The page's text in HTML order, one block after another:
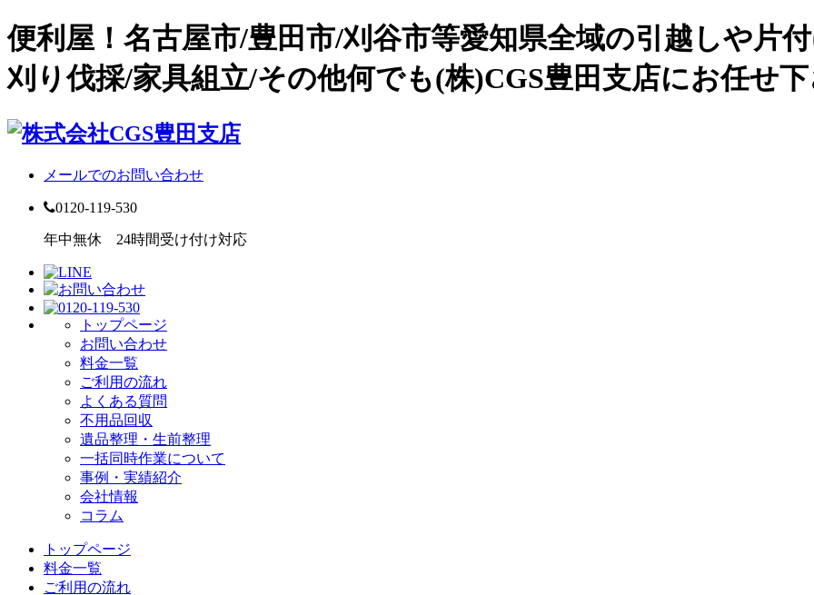
便利屋！名古屋市/豊田市/刈谷市等愛知県全域の引越しや片
刈り伐採/家具組立/その他何でも(株)CGS豊田支店にお任せ下
メールでのお問い合わせ
0120-119-530
年中無休 24時間受け付け対応
トップページ
お問い合わせ
料金一覧
ご利用の流れ
よくある質問
不用品回収
遺品整理・生前整理
一括同時作業について
事例・実績紹介
会社情報
コラム
トップページ
料金一覧
ご利用の流れ